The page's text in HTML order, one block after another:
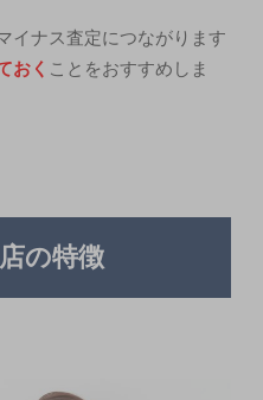
イナス査定につながります
おく ことをおすすめしま
の特徴